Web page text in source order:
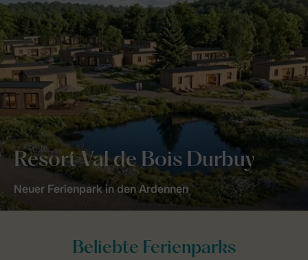
Resort Val de Bois Durbuy
Neuer Ferienpark in den Ardennen